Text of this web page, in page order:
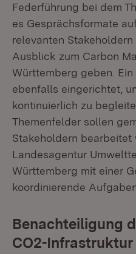
Federführung bei dem
es Gesprächsformate
relevanten
Ausblick zum Carbon
Württemberg geben.
ebenfalls eingerichtet,
kontinuierlich zu
Themenfelder sollen
Stakeholdern bearbeitet
Landesagentur
Württemberg mit einer
koordinierende
Benachteiligung
CO2-